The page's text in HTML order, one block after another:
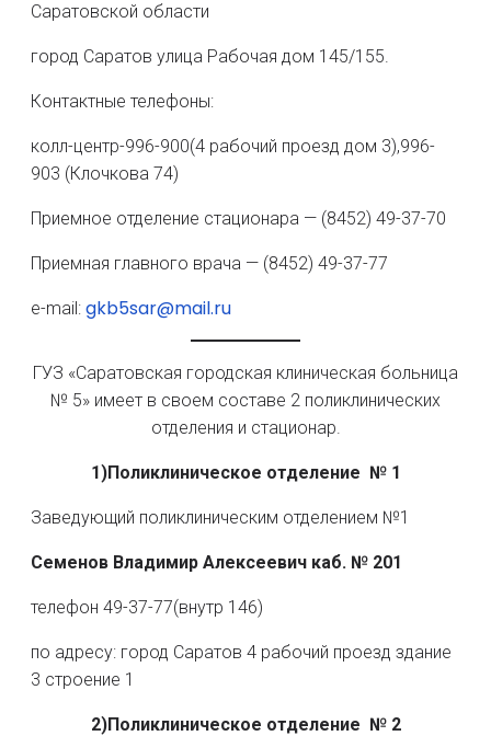
Саратовской области
город Саратов улица Рабочая дом 145/155.
Контактные телефоны:
колл-центр-996-900(4 рабочий проезд дом 3),996-
903 (Клочкова 74)
Приемное отделение стационара — (8452) 49-37-70
Приемная главного врача — (8452) 49-37-77
е-mail: gkb5sar@mail.ru
ГУЗ «Саратовская городская клиническая больница
№ 5» имеет в своем составе 2 поликлинических
отделения и стационар.
1)Поликлиническое отделение № 1
Заведующий поликлиническим отделением №1
Семенов Владимир Алексеевич каб. № 201
телефон 49-37-77(внутр 146)
по адресу: город Саратов 4 рабочий проезд здание
3 строение 1
2)Поликлиническое отделение № 2